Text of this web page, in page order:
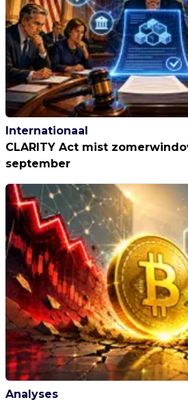
Internationaal
CLARITY Act mist
september
Analyses